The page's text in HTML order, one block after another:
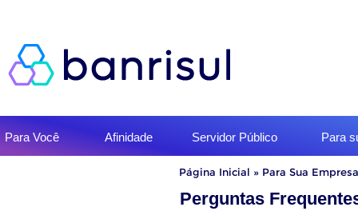
do
menu
Para Você Afinidade Servidor Público Para
Início
conteúdo
Página Inicial » Para Sua Empresa
Perguntas